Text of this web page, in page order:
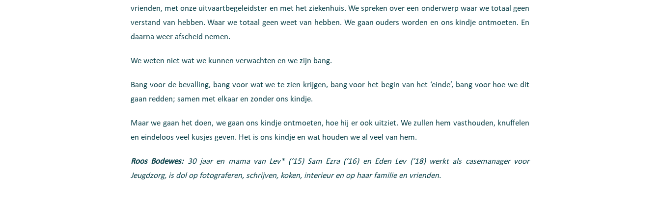
vrienden, met onze uitvaartbegeleidster en met het ziekenhuis. We spreken over een onderwerp waar we totaal geen
verstand van hebben. Waar we totaal geen weet van hebben. We gaan ouders worden en ons kindje ontmoeten. En
daarna weer afscheid nemen.
We weten niet wat we kunnen verwachten en we zijn bang.
Bang voor de bevalling, bang voor wat we te zien krijgen, bang voor het begin van het ‘einde’, bang voor hoe we dit
gaan redden; samen met elkaar en zonder ons kindje.
Maar we gaan het doen, we gaan ons kindje ontmoeten, hoe hij er ook uitziet. We zullen hem vasthouden, knuffelen
en eindeloos veel kusjes geven. Het is ons kindje en wat houden we al veel van hem.
Roos Bodewes: 30 jaar en mama van Lev* (‘15) Sam Ezra (’16) en Eden Lev (’18) werkt als casemanager voor
Jeugdzorg, is dol op fotograferen, schrijven, koken, interieur en op haar familie en vrienden.